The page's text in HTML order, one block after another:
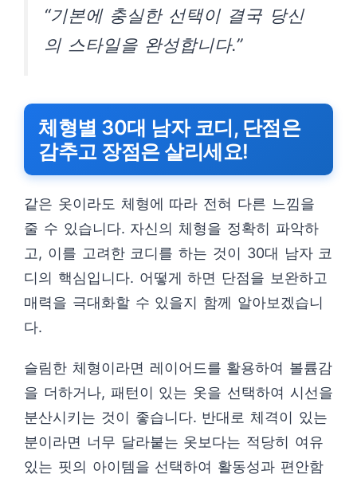
“기본에 충실한 선택이 결국 당신
의 스타일을 완성합니다.”
체형별 30대 남자 코디, 단점은
감추고 장점은 살리세요!
같은 옷이라도 체형에 따라 전혀 다른 느낌을
줄 수 있습니다. 자신의 체형을 정확히 파악하
고, 이를 고려한 코디를 하는 것이 30대 남자 코
디의 핵심입니다. 어떻게 하면 단점을 보완하고
매력을 극대화할 수 있을지 함께 알아보겠습니
다.
슬림한 체형이라면 레이어드를 활용하여 볼륨감
을 더하거나, 패턴이 있는 옷을 선택하여 시선을
분산시키는 것이 좋습니다. 반대로 체격이 있는
분이라면 너무 달라붙는 옷보다는 적당히 여유
있는 핏의 아이템을 선택하여 활동성과 편안함